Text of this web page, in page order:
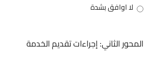
لا اوافق بشدة
المحور الثاني: إجراءات تقديم الخدمة